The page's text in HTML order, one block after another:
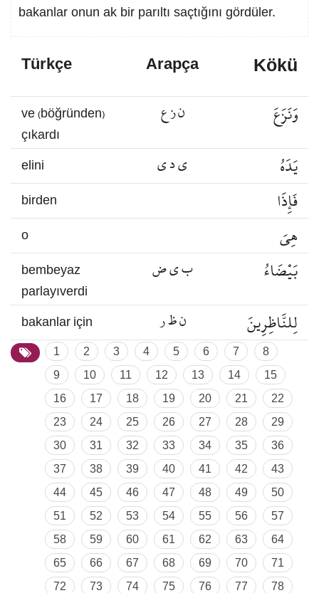
bakanlar onun ak bir parıltı saçtığını gördüler.
Türkçe Arapça Kökü
ve (böğründen)
çıkardı
ن ز ع وَنَزَعَ
elini ي د ي يَدَهُ
birden فَإِذَا
o هِيَ
bembeyaz
parlayıverdi
ب ي ض بَيْضَاءُ
bakanlar için ن ظ ر لِلنَّاظِرِينَ
1 2 3 4 5 6 7
8
9
10 11 12 13 14
15
16
17 18 19 20 21
22
23
24 25 26 27 28
29
30
31 32 33 34 35
36
37
38 39 40 41 42
43
44
45 46 47 48 49
50
51
52 53 54 55 56
57
58
59 60 61 62 63
64
65
66 67 68 69 70
71
72
73 74 75 76 77
78